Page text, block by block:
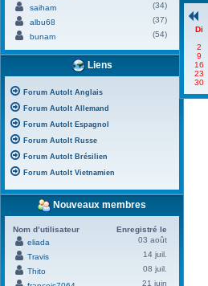
saiham
(34)
albu68
(37)
bunam
(54)
Liens
Forum AutoIt Anglais
Forum AutoIt Allemand
Forum AutoIt Espagnol
Forum AutoIt Russe
Forum AutoIt Brésilien
Forum AutoIt Vietnamien
Nouveaux membres
Nom d’utilisateur
Enregistré le
eliada
03 août
Travis
14 juil.
Thito
08 juil.
21 juin
Di
2
9
16
23
30